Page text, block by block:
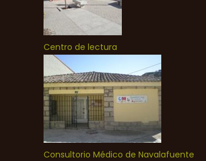
Centro de lectura
Consultorio Médico de Navalafuente